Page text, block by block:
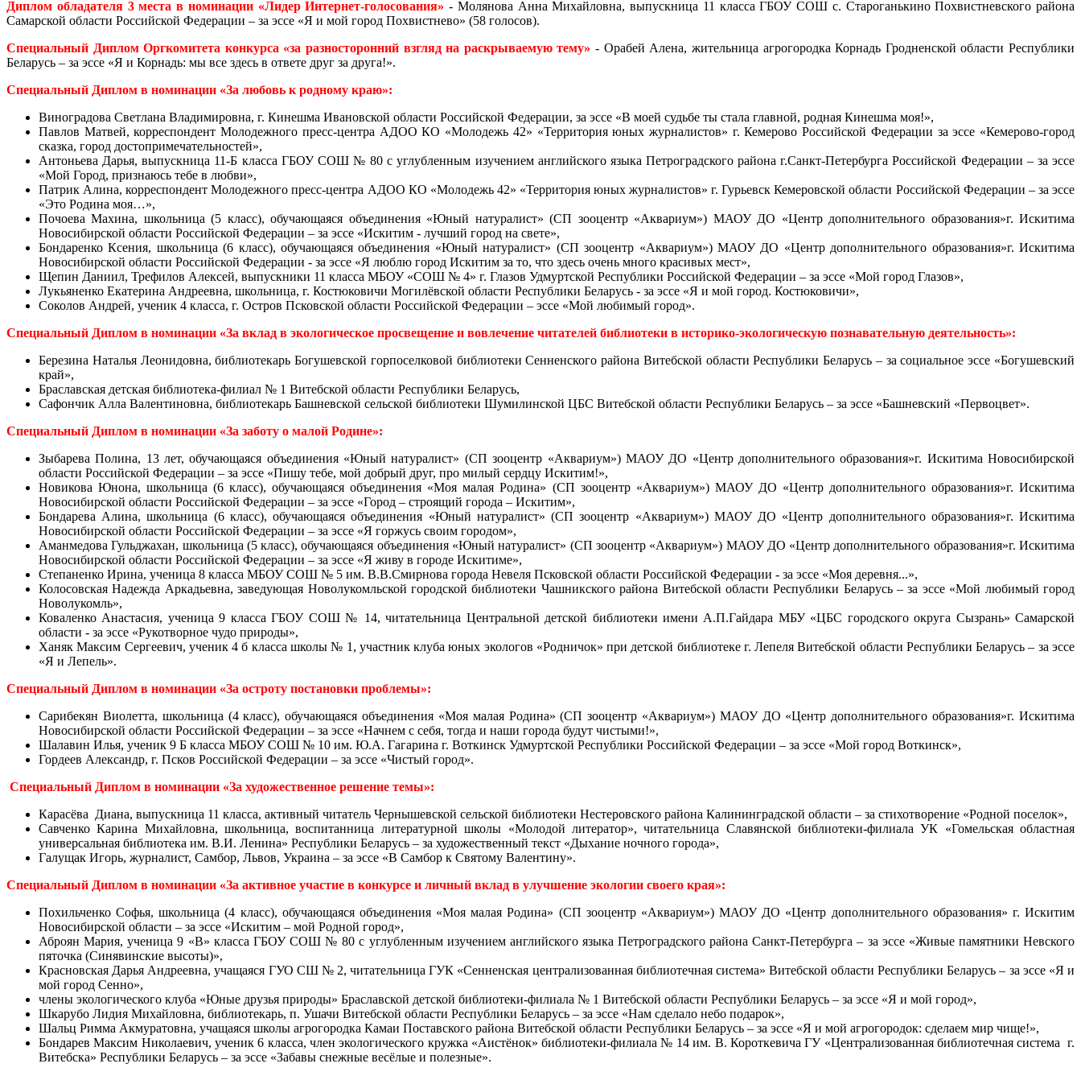
Диплом обладателя 3 места в номинации «Лидер Интернет-голосования» - Молянова Анна Михайловна, выпускница 11 класса ГБОУ СОШ с. Староганькино Похвистневского района
Самарской области Российской Федерации – за эссе «Я и мой город Похвистнево» (58 голосов).
Специальный Диплом Оргкомитета конкурса «за разносторонний взгляд на раскрываемую тему» - Орабей Алена, жительница агрогородка Корнадь Гродненской области Республики
Беларусь – за эссе «Я и Корнадь: мы все здесь в ответе друг за друга!».
Специальный Диплом в номинации «За любовь к родному краю»:
Виноградова Светлана Владимировна, г. Кинешма Ивановской области Российской Федерации, за эссе «В моей судьбе ты стала главной, родная Кинешма моя!»,
Павлов Матвей, корреспондент Молодежного пресс-центра АДОО КО «Молодежь 42» «Территория юных журналистов» г. Кемерово Российской Федерации за эссе «Кемерово-город
сказка, город достопримечательностей»,
Антоньева Дарья, выпускница 11-Б класса ГБОУ СОШ № 80 с углубленным изучением английского языка Петроградского района г.Санкт-Петербурга Российской Федерации – за эссе
«Мой Город, признаюсь тебе в любви»,
Патрик Алина, корреспондент Молодежного пресс-центра АДОО КО «Молодежь 42» «Территория юных журналистов» г. Гурьевск Кемеровской области Российской Федерации – за эссе
«Это Родина моя…»,
Почоева Махина, школьница (5 класс), обучающаяся объединения «Юный натуралист» (СП зооцентр «Аквариум») МАОУ ДО «Центр дополнительного образования»г. Искитима
Новосибирской области Российской Федерации – за эссе «Искитим - лучший город на свете»,
Бондаренко Ксения, школьница (6 класс), обучающаяся объединения «Юный натуралист» (СП зооцентр «Аквариум») МАОУ ДО «Центр дополнительного образования»г. Искитима
Новосибирской области Российской Федерации - за эссе «Я люблю город Искитим за то, что здесь очень много красивых мест»,
Щепин Даниил, Трефилов Алексей, выпускники 11 класса МБОУ «СОШ № 4» г. Глазов Удмуртской Республики Российской Федерации – за эссе «Мой город Глазов»,
Лукьяненко Екатерина Андреевна, школьница, г. Костюковичи Могилёвской области Республики Беларусь - за эссе «Я и мой город. Костюковичи»,
Соколов Андрей, ученик 4 класса, г. Остров Псковской области Российской Федерации – эссе «Мой любимый город».
Специальный Диплом в номинации «За вклад в экологическое просвещение и вовлечение читателей библиотеки в историко-экологическую познавательную деятельность»:
Березина Наталья Леонидовна, библиотекарь Богушевской горпоселковой библиотеки Сенненского района Витебской области Республики Беларусь – за социальное эссе «Богушевский
край»,
Браславская детская библиотека-филиал № 1 Витебской области Республики Беларусь,
Сафончик Алла Валентиновна, библиотекарь Башневской сельской библиотеки Шумилинской ЦБС Витебской области Республики Беларусь – за эссе «Башневский «Первоцвет».
Специальный Диплом в номинации «За заботу о малой Родине»:
Зыбарева Полина, 13 лет, обучающаяся объединения «Юный натуралист» (СП зооцентр «Аквариум») МАОУ ДО «Центр дополнительного образования»г. Искитима Новосибирской
области Российской Федерации – за эссе «Пишу тебе, мой добрый друг, про милый сердцу Искитим!»,
Новикова Юнона, школьница (6 класс), обучающаяся объединения «Моя малая Родина» (СП зооцентр «Аквариум») МАОУ ДО «Центр дополнительного образования»г. Искитима
Новосибирской области Российской Федерации – за эссе «Город – строящий города – Искитим»,
Бондарева Алина, школьница (6 класс), обучающаяся объединения «Юный натуралист» (СП зооцентр «Аквариум») МАОУ ДО «Центр дополнительного образования»г. Искитима
Новосибирской области Российской Федерации – за эссе «Я горжусь своим городом»,
Аманмедова Гульджахан, школьница (5 класс), обучающаяся объединения «Юный натуралист» (СП зооцентр «Аквариум») МАОУ ДО «Центр дополнительного образования»г. Искитима
Новосибирской области Российской Федерации – за эссе «Я живу в городе Искитиме»,
Степаненко Ирина, ученица 8 класса МБОУ СОШ № 5 им. В.В.Смирнова города Невеля Псковской области Российской Федерации - за эссе «Моя деревня...»,
Колосовская Надежда Аркадьевна, заведующая Новолукомльской городской библиотеки Чашникского района Витебской области Республики Беларусь – за эссе «Мой любимый город
Новолукомль»,
Коваленко Анастасия, ученица 9 класса ГБОУ СОШ № 14, читательница Центральной детской библиотеки имени А.П.Гайдара МБУ «ЦБС городского округа Сызрань» Самарской
области - за эссе «Рукотворное чудо природы»,
Ханяк Максим Сергеевич, ученик 4 б класса школы № 1, участник клуба юных экологов «Родничок» при детской библиотеке г. Лепеля Витебской области Республики Беларусь – за эссе
«Я и Лепель».
Специальный Диплом в номинации «За остроту постановки проблемы»:
Сарибекян Виолетта, школьница (4 класс), обучающаяся объединения «Моя малая Родина» (СП зооцентр «Аквариум») МАОУ ДО «Центр дополнительного образования»г. Искитима
Новосибирской области Российской Федерации – за эссе «Начнем с себя, тогда и наши города будут чистыми!»,
Шалавин Илья, ученик 9 Б класса МБОУ СОШ № 10 им. Ю.А. Гагарина г. Воткинск Удмуртской Республики Российской Федерации – за эссе «Мой город Воткинск»,
Гордеев Александр, г. Псков Российской Федерации – за эссе «Чистый город».
Специальный Диплом в номинации «За художественное решение темы»:
Карасёва Диана, выпускница 11 класса, активный читатель Чернышевской сельской библиотеки Нестеровского района Калининградской области – за стихотворение «Родной поселок»,
Савченко Карина Михайловна, школьница, воспитанница литературной школы «Молодой литератор», читательница Славянской библиотеки-филиала УК «Гомельская областная
универсальная библиотека им. В.И. Ленина» Республики Беларусь – за художественный текст «Дыхание ночного города»,
Галущак Игорь, журналист, Самбор, Львов, Украина – за эссе «В Самбор к Святому Валентину».
Специальный Диплом в номинации «За активное участие в конкурсе и личный вклад в улучшение экологии своего края»:
Похильченко Софья, школьница (4 класс), обучающаяся объединения «Моя малая Родина» (СП зооцентр «Аквариум») МАОУ ДО «Центр дополнительного образования» г. Искитим
Новосибирской области – за эссе «Искитим – мой Родной город»,
Аброян Мария, ученица 9 «В» класса ГБОУ СОШ № 80 с углубленным изучением английского языка Петроградского района Санкт-Петербурга – за эссе «Живые памятники Невского
пяточка (Синявинские высоты)»,
Красновская Дарья Андреевна, учащаяся ГУО СШ № 2, читательница ГУК «Сенненская централизованная библиотечная система» Витебской области Республики Беларусь – за эссе «Я и
мой город Сенно»,
члены экологического клуба «Юные друзья природы» Браславской детской библиотеки-филиала № 1 Витебской области Республики Беларусь – за эссе «Я и мой город»,
Шкарубо Лидия Михайловна, библиотекарь, п. Ушачи Витебской области Республики Беларусь – за эссе «Нам сделало небо подарок»,
Шальц Римма Акмуратовна, учащаяся школы агрогородка Камаи Поставского района Витебской области Республики Беларусь – за эссе «Я и мой агрогородок: сделаем мир чище!»,
Бондарев Максим Николаевич, ученик 6 класса, член экологического кружка «Аистёнок» библиотеки-филиала № 14 им. В. Короткевича ГУ «Централизованная библиотечная система г.
Витебска» Республики Беларусь – за эссе «Забавы снежные весёлые и полезные».